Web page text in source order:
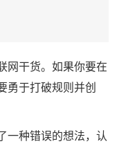
干货。如果你要在
勇于打破规则并创
种错误的想法，认